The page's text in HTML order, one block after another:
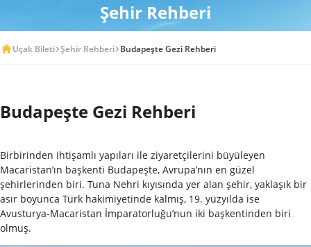
Şehir Rehberi
Uçak Bileti Şehir Rehberi Budapeşte Gezi Rehberi
Budapeşte Gezi Rehberi
Birbirinden ihtişamlı yapıları ile ziyaretçilerini büyüleyen
Macaristan’ın başkenti Budapeşte, Avrupa’nın en güzel
şehirlerinden biri. Tuna Nehri kıyısında yer alan şehir, yaklaşık bir
asır boyunca Türk hakimiyetinde kalmış, 19. yüzyılda ise
Avusturya-Macaristan İmparatorluğu’nun iki başkentinden biri
olmuş.